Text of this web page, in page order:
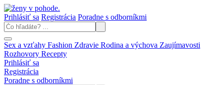
Prihlásiť sa Registrácia Poradne s odborníkmi
Sex a vzťahy Fashion Zdravie Rodina a výchova Zaujímavosti
Rozhovory Recepty
Prihlásiť sa
Registrácia
Poradne s odborníkmi